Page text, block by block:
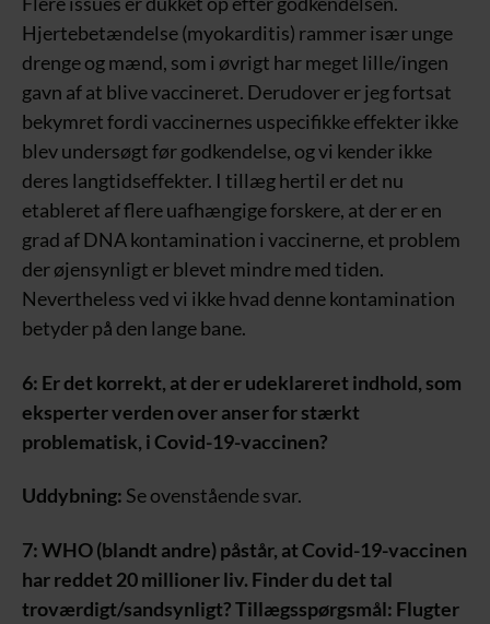
Hjertebetændelse (myokarditis) rammer især unge
drenge og mænd, som i øvrigt har meget lille/ingen
gavn af at blive vaccineret. Derudover er jeg fortsat
bekymret fordi vaccinernes uspecifikke effekter ikke
blev undersøgt før godkendelse, og vi kender ikke
deres langtidseffekter. I tillæg hertil er det nu
etableret af flere uafhængige forskere, at der er en
grad af DNA kontamination i vaccinerne, et problem
der øjensynligt er blevet mindre med tiden.
Nevertheless ved vi ikke hvad denne kontamination
betyder på den lange bane.
6: Er det korrekt, at der er udeklareret indhold, som
eksperter verden over anser for stærkt
problematisk, i Covid-19-vaccinen?
Uddybning: Se ovenstående svar.
7: WHO (blandt andre) påstår, at Covid-19-vaccinen
har reddet 20 millioner liv. Finder du det tal
troværdigt/sandsynligt? Tillægsspørgsmål: Flugter